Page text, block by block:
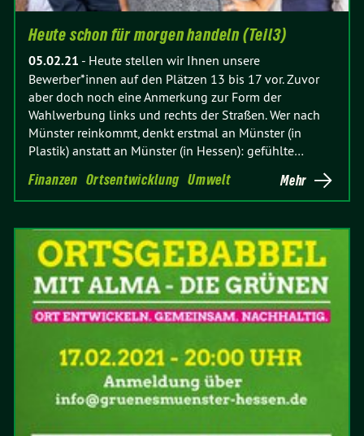
Heute schon für morgen handeln (Teil3)
05.02.21 - Heute stellen wir Ihnen unsere
Bewerber*innen auf den Plätzen 13 bis 17 vor. Zuvor
aber doch noch eine Anmerkung zur Form der
Wahlwerbung links und rechts der Straßen. Wer nach
Münster reinkommt, denkt erstmal an Münster (in
Plastik) anstatt an Münster (in Hessen): gefühlte…
Finanzen Ortsentwicklung Umwelt Mehr